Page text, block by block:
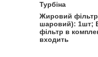
Турбіна
Жировий фільтр
шаровий): 1шт;
фільтр в
входить